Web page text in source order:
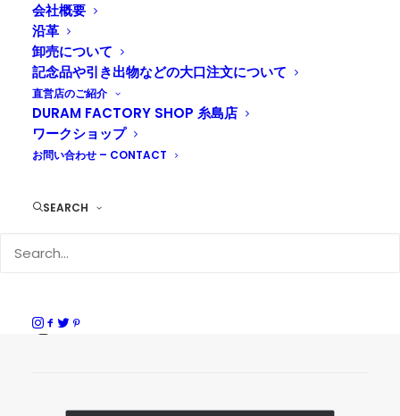
会社概要
沿革
卸売について
記念品や引き出物などの大口注文について
直営店のご紹介
DURAM FACTORY SHOP 糸島店
ワークショップ
お問い合わせ – CONTACT
SEARCH
Tadashi Nakagawa